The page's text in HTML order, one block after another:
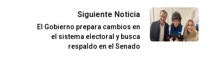
Siguiente Noticia
El Gobierno prepara cambios en
el sistema electoral y busca
respaldo en el Senado